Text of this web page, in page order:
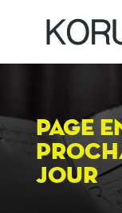
Page
jour